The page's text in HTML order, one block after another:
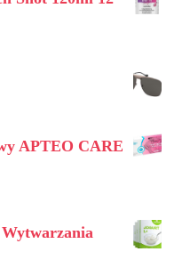
APTEO CARE